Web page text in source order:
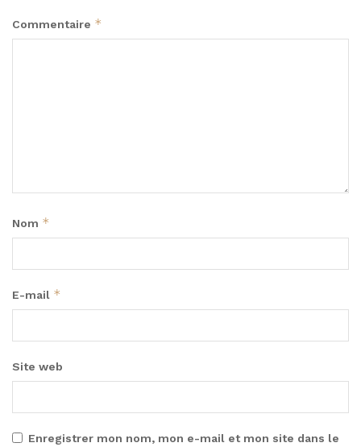
Commentaire *
Nom *
E-mail *
Site web
Enregistrer mon nom, mon e-mail et mon site dans le